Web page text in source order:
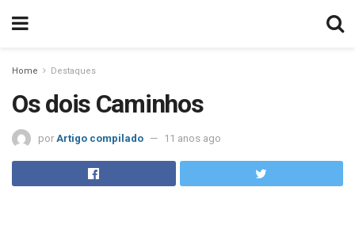
Home Destaques
Os dois Caminhos
por Artigo compilado 11 anos ago